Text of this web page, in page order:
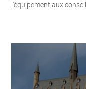
l'équipement aux